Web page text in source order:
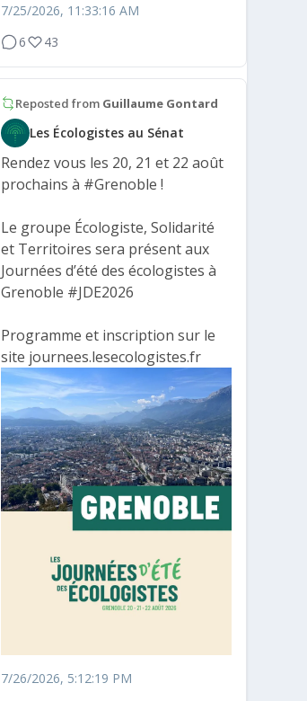
7/25/2026, 11:33:16 AM
6
43
Reposted from Guillaume Gontard
Les Écologistes au Sénat
Rendez vous les 20, 21 et 22 août
prochains à #Grenoble !
Le groupe Écologiste, Solidarité
et Territoires sera présent aux
Journées d’été des écologistes à
Grenoble #JDE2026
Programme et inscription sur le
site journees.lesecologistes.fr
7/26/2026, 5:12:19 PM